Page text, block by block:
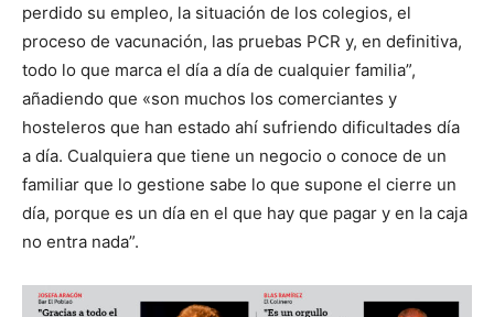
perdido su empleo, la situación de los colegios, el
proceso de vacunación, las pruebas PCR y, en definitiva,
todo lo que marca el día a día de cualquier familia”,
añadiendo que «son muchos los comerciantes y
hosteleros que han estado ahí sufriendo dificultades día
a día. Cualquiera que tiene un negocio o conoce de un
familiar que lo gestione sabe lo que supone el cierre un
día, porque es un día en el que hay que pagar y en la caja
no entra nada”.